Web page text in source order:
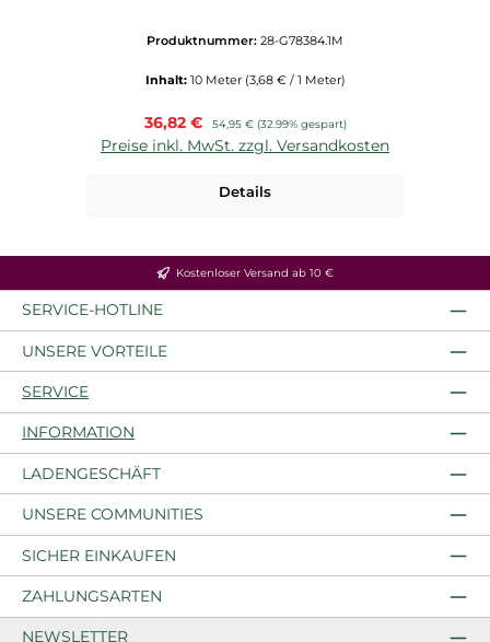
Produktnummer: 28-G78384.1M
Inhalt: 10 Meter (3,68 € / 1 Meter)
Verkaufspreis:
36,82 € Regulärer Preis:
54,95 € (32.99% gespart)
Preise inkl. MwSt. zzgl. Versandkosten
Details
Kostenloser Versand ab 10 €
SERVICE-HOTLINE
UNSERE VORTEILE
SERVICE
INFORMATION
LADENGESCHÄFT
UNSERE COMMUNITIES
SICHER EINKAUFEN
ZAHLUNGSARTEN
NEWSLETTER